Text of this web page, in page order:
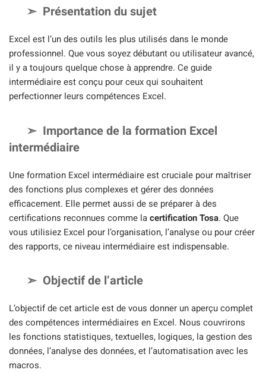
Présentation du sujet
Excel est l’un des outils les plus utilisés dans le monde
professionnel. Que vous soyez débutant ou utilisateur avancé,
il y a toujours quelque chose à apprendre. Ce guide
intermédiaire est conçu pour ceux qui souhaitent
perfectionner leurs compétences Excel.
Importance de la formation Excel
intermédiaire
Une formation Excel intermédiaire est cruciale pour maîtriser
des fonctions plus complexes et gérer des données
efficacement. Elle permet aussi de se préparer à des
certifications reconnues comme lacertification Tosa. Que
vous utilisiez Excel pour l’organisation, l’analyse ou pour créer
des rapports, ce niveau intermédiaire est indispensable.
Objectif de l’article
L’objectif de cet article est de vous donner un aperçu complet
des compétences intermédiaires en Excel. Nous couvrirons
les fonctions statistiques, textuelles, logiques, la gestion des
données, l’analyse des données, et l’automatisation avec les
macros.